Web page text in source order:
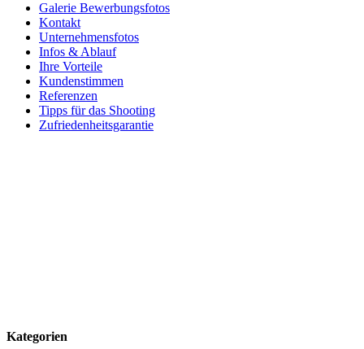
Galerie Bewerbungsfotos
Kontakt
Unternehmensfotos
Infos & Ablauf
Ihre Vorteile
Kundenstimmen
Referenzen
Tipps für das Shooting
Zufriedenheitsgarantie
Kategorien